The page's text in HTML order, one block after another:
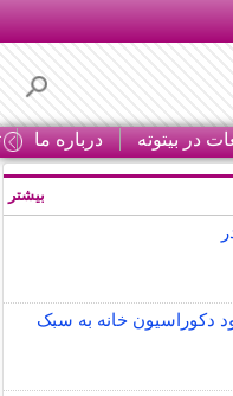
در بیتوته درباره ما
خانه به سبک
بیشتر